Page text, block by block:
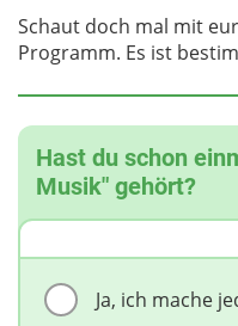
Schaut doch mal mit
Programm. Es ist
Hast du schon
Musik" gehört?
Ja, ich mache